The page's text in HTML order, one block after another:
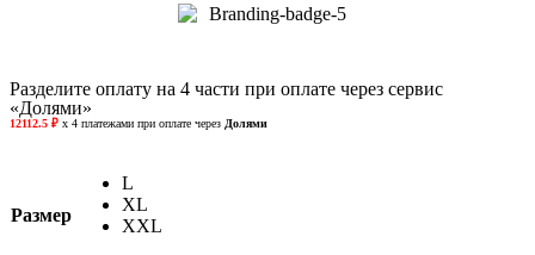
Разделите оплату на 4 части при оплате через сервис
«Долями»
Размер
L
XL
XXL